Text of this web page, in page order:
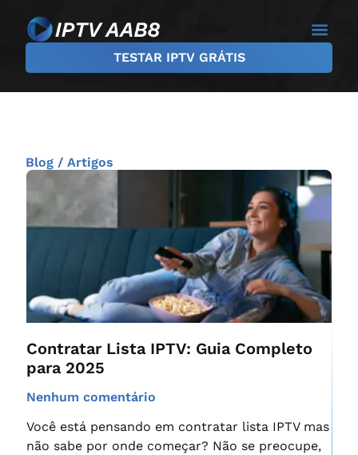
TESTAR IPTV GRÁTIS
Blog / Artigos
Contratar Lista IPTV: Guia Completo
para 2025
Nenhum comentário
Você está pensando em contratar lista IPTV mas
não sabe por onde começar? Não se preocupe,